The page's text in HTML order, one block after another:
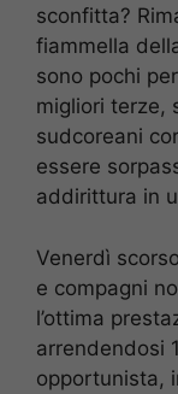
sconfitta?
fiammella
sono pochi
migliori terze,
sudcoreani
essere
addirittura in
Venerdì
e compagni
l’ottima
arrendendosi
opportunista,